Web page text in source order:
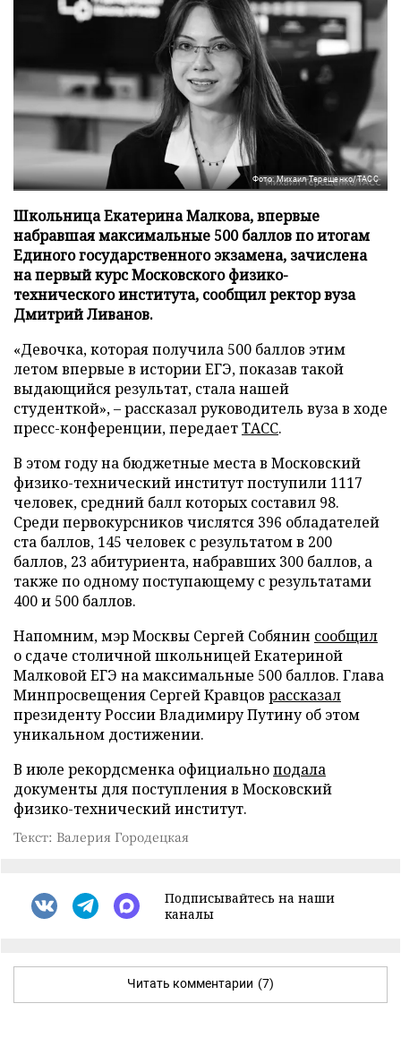
Фото: Михаил Терещенко/ТАСС
Школьница Екатерина Малкова, впервые
набравшая максимальные 500 баллов по итогам
Единого государственного экзамена, зачислена
на первый курс Московского физико-
технического института, сообщил ректор вуза
Дмитрий Ливанов.
«Девочка, которая получила 500 баллов этим
летом впервые в истории ЕГЭ, показав такой
выдающийся результат, стала нашей
студенткой», – рассказал руководитель вуза в ходе
пресс-конференции, передаетТАСС.
В этом году на бюджетные места в Московский
физико-технический институт поступили 1117
человек, средний балл которых составил 98.
Среди первокурсников числятся 396 обладателей
ста баллов, 145 человек с результатом в 200
баллов, 23 абитуриента, набравших 300 баллов, а
также по одному поступающему с результатами
400 и 500 баллов.
Напомним, мэр Москвы Сергей Собянин сообщил
о сдаче столичной школьницей Екатериной
Малковой ЕГЭ на максимальные 500 баллов. Глава
Минпросвещения Сергей Кравцов рассказал
президенту России Владимиру Путину об этом
уникальном достижении.
В июле рекордсменка официальноподала
документы для поступления в Московский
физико-технический институт.
Текст: Валерия Городецкая
Подписывайтесь на наши
каналы
Читать комментарии (7)